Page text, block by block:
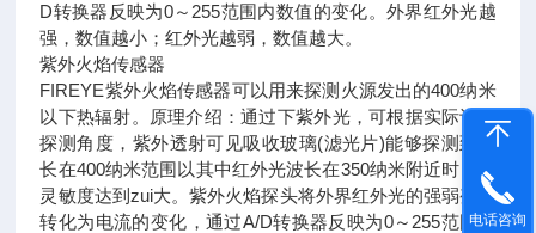
D转换器反映为0～255范围内数值的变化。外界红外光越
强，数值越小；红外光越弱，数值越大。
紫外火焰传感器
FIREYE紫外火焰传感器可以用来探测火源发出的400纳米
以下热辐射。原理介绍：通过下紫外光，可根据实际设定
探测角度，紫外透射可见吸收玻璃(滤光片)能够探测到波
长在400纳米范围以其中红外光波长在350纳米附近时，其
灵敏度达到zui大。紫外火焰探头将外界红外光的强弱变化
转化为电流的变化，通过A/D转换器反映为0～255范围内电话咨询